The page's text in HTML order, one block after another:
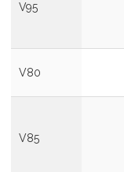
V95
V80
V85